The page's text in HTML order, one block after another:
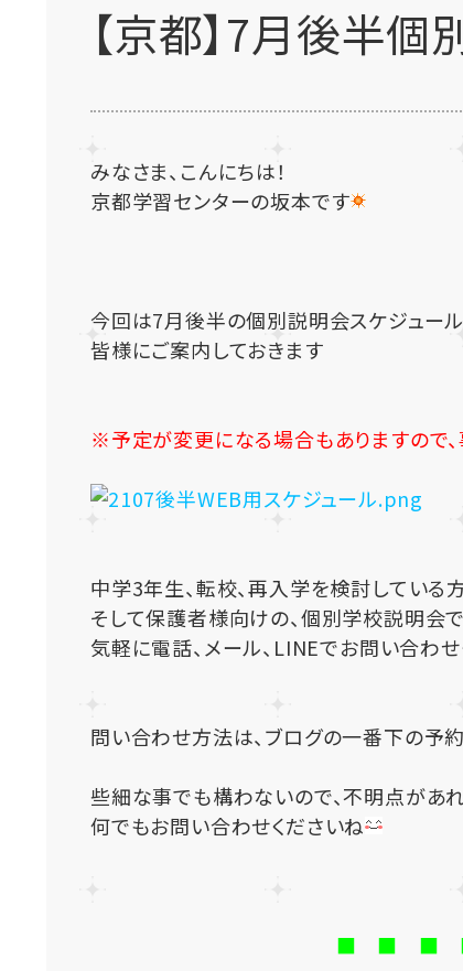
【京都】7月後半
みなさま、こんにちは！
京都学習センターの坂本です
今回は7月後半の個別説明会スケジュー
皆様にご案内しておきます
※予定が変更になる場合もありますので
中学3年生、転校、再入学を検討している方
そして保護者様向けの、個別学校説明会
気軽に電話、メール、LINEでお問い合わ
問い合わせ方法は、ブログの一番下の予
些細な事でも構わないので、不明点があ
何でもお問い合わせくださいね
■ ■ ■